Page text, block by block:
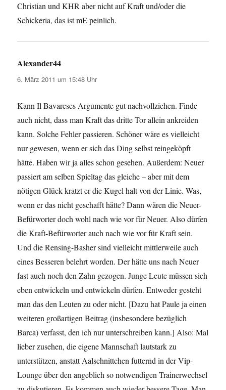
Christian und KHR aber nicht auf Kraft und/oder die
Schickeria, das ist mE peinlich.
Alexander44
6. März 2011 um 15:48 Uhr
Kann Il Bavareses Argumente gut nachvollziehen. Finde
auch nicht, dass man Kraft das dritte Tor allein ankreiden
kann. Solche Fehler passieren. Schöner wäre es vielleicht
nur gewesen, wenn er sich das Ding selbst reingeköpft
hätte. Haben wir ja alles schon gesehen. Außerdem: Neuer
passiert am selben Spieltag das gleiche – aber mit dem
nötigen Glück kratzt er die Kugel halt von der Linie. Was,
wenn er das nicht geschafft hätte? Dann wären die Neuer-
Befürworter doch wohl nach wie vor für Neuer. Also dürfen
die Kraft-Befürworter auch nach wie vor für Kraft sein.
Und die Rensing-Basher sind vielleicht mittlerweile auch
eines Besseren belehrt worden. Der hätte uns nach Neuer
fast auch noch den Zahn gezogen. Junge Leute müssen sich
eben entwickeln und entwickeln dürfen. Entweder gesteht
man das den Leuten zu oder nicht. [Dazu hat Paule ja einen
weiteren großartigen Beitrag (insbesondere bezüglich
Barca) verfasst, den ich nur unterschreiben kann.] Also: Mal
lieber zusehen, die eigene Mannschaft lautstark zu
unterstützen, anstatt Aalschnittchen futternd in der Vip-
Lounge über den angeblich so notwendigen Trainerwechsel